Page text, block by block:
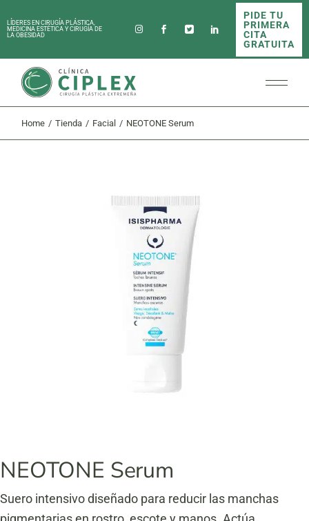
to
theLÍDERES EN CIRUGÍA PLÁSTICA,
MEDICINA ESTÉTICA Y CIRUGÍA DE
LA OBESIDAD
PIDE TU
PRIMERA
CITA
GRATUITA
Home Tienda Facial NEOTONE Serum
NEOTONE Serum
Suero intensivo diseñado para reducir las manchas